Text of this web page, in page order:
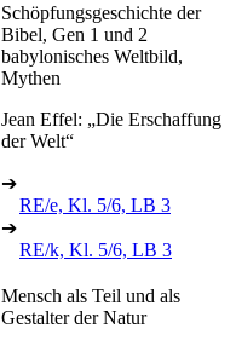
Schöpfungsgeschichte der
Bibel, Gen 1 und 2
babylonisches Weltbild,
Mythen
Jean Effel: „Die Erschaffung
der Welt“
➔
RE/e, Kl. 5/6, LB 3
➔
RE/k, Kl. 5/6, LB 3
Mensch als Teil und als
Gestalter der Natur